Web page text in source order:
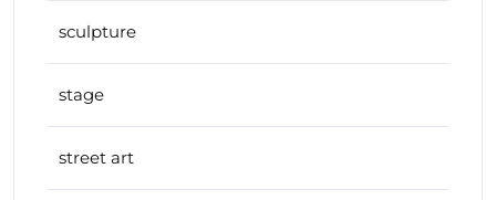
sculpture
stage
street art